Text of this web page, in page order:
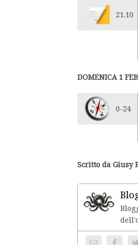
21.10
DOMENICA 1
0-24
Scritto da Giusy